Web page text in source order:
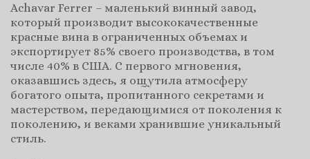
Achavar Ferrer – маленький винный завод,
который производит высококачественные
красные вина в ограниченных объемах и
экспортирует 85% своего производства, в том
числе 40% в США. С первого мгновения,
оказавшись здесь, я ощутила атмосферу
богатого опыта, пропитанного секретами и
мастерством, передающимися от поколения к
поколению, и веками хранившие уникальный
стиль.